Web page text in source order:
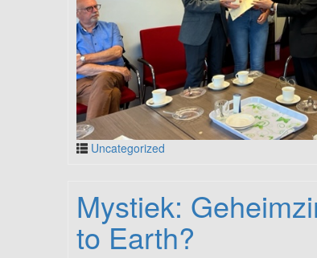
Uncategorized
Mystiek:
to Earth?